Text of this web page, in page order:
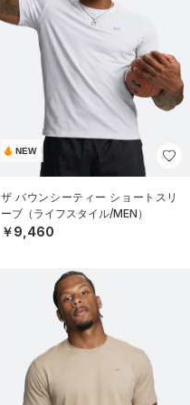
NEW
ザ バウンシーティー ショートスリ
ーブ（ライフスタイル/MEN）
￥9,460